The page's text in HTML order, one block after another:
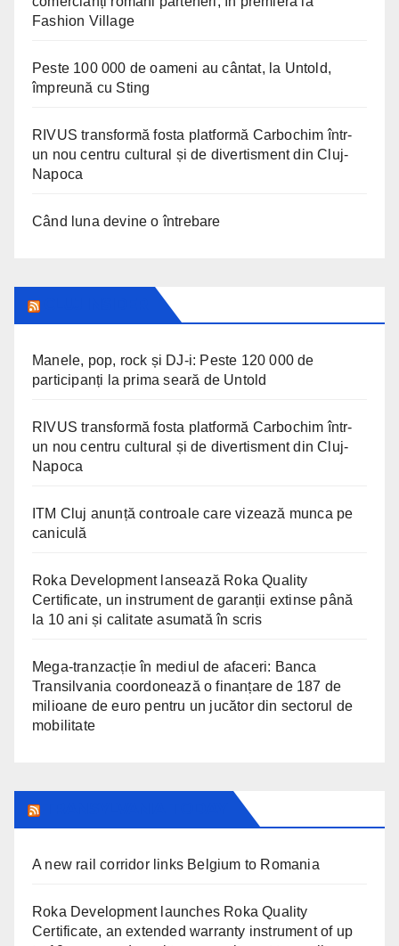
Fashion Village
Peste 100 000 de oameni au cântat, la Untold,
împreună cu Sting
RIVUS transformă fosta platformă Carbochim într-
un nou centru cultural și de divertisment din Cluj-
Napoca
Când luna devine o întrebare
Manele, pop, rock și DJ-i: Peste 120 000 de
participanți la prima seară de Untold
RIVUS transformă fosta platformă Carbochim într-
un nou centru cultural și de divertisment din Cluj-
Napoca
ITM Cluj anunță controale care vizează munca pe
caniculă
Roka Development lansează Roka Quality
Certificate, un instrument de garanții extinse până
la 10 ani și calitate asumată în scris
Mega-tranzacție în mediul de afaceri: Banca
Transilvania coordonează o finanțare de 187 de
milioane de euro pentru un jucător din sectorul de
mobilitate
A new rail corridor links Belgium to Romania
Roka Development launches Roka Quality
Certificate, an extended warranty instrument of up